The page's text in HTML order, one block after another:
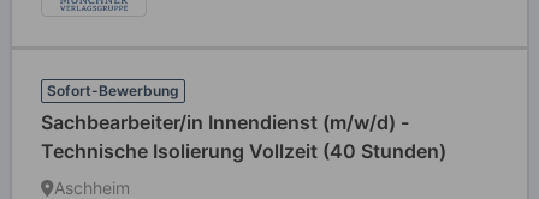
Sofort-Bewerbung
Sachbearbeiter/in Innendienst (m/w/d) -
Technische Isolierung Vollzeit (40 Stunden)
Aschheim